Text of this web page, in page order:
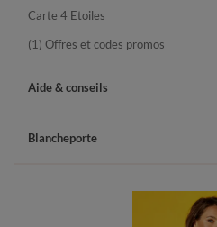
Carte 4 Etoiles
(1) Offres et codes promos
Aide & conseils
Blancheporte